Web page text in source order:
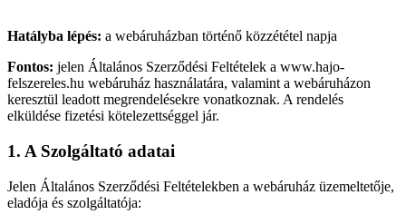
Hatályba lépés: a webáruházban történő közzététel napja
Fontos: jelen Általános Szerződési Feltételek a www.hajo-
felszereles.hu webáruház használatára, valamint a webáruházon
keresztül leadott megrendelésekre vonatkoznak. A rendelés
elküldése fizetési kötelezettséggel jár.
1. A Szolgáltató adatai
Jelen Általános Szerződési Feltételekben a webáruház üzemeltetője,
eladója és szolgáltatója: